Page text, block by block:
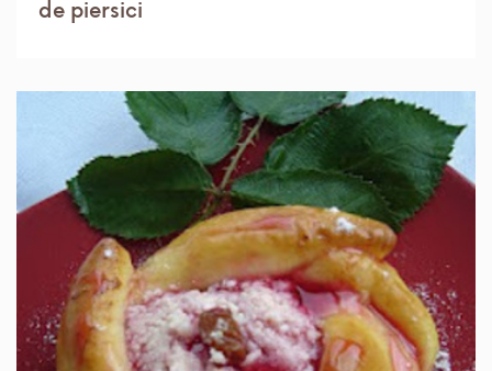
de piersici
IN 1 ORA. MEDIU 12 PORTII